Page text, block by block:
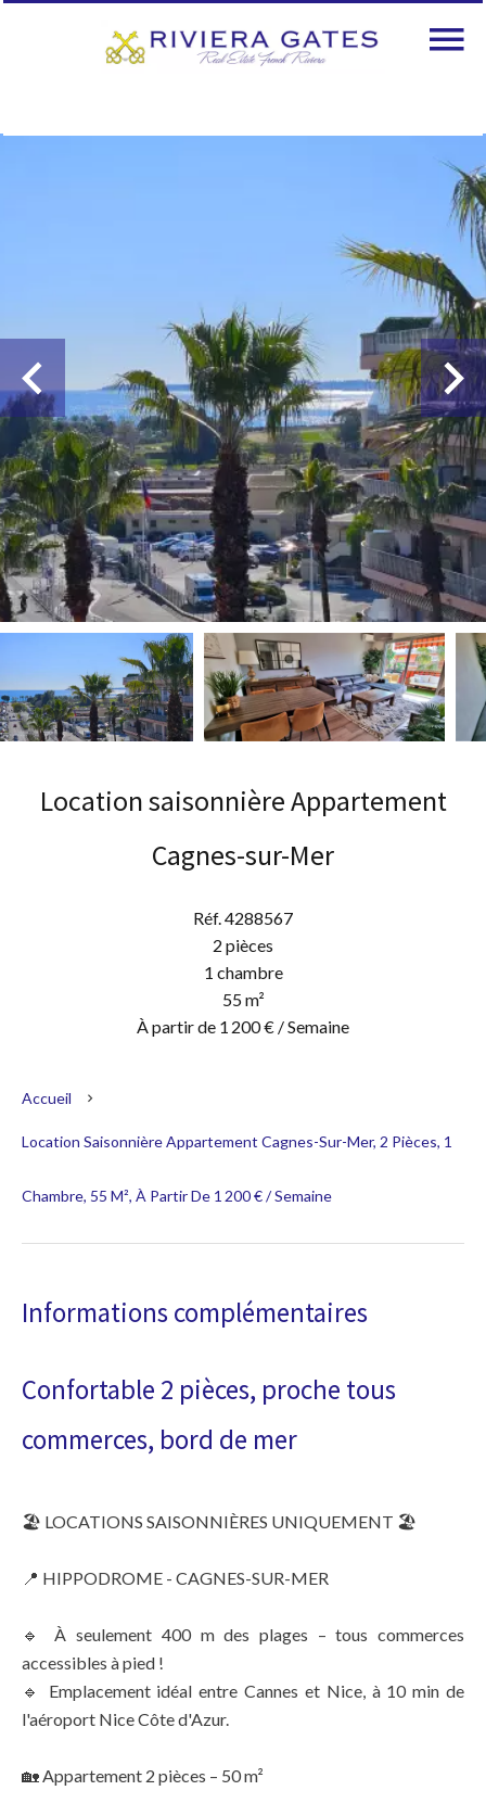
Location saisonnière Appartement
Cagnes-sur-Mer
Réf. 4288567
2 pièces
1 chambre
55 m²
À partir de 1 200 € / Semaine
Accueil
Location Saisonnière Appartement Cagnes-Sur-Mer, 2 Pièces, 1
Chambre, 55 M², À Partir De 1 200 € / Semaine
Informations complémentaires
Confortable 2 pièces, proche tous
commerces, bord de mer
🏖️ LOCATIONS SAISONNIÈRES UNIQUEMENT 🏖️
📍 HIPPODROME - CAGNES-SUR-MER
🔹 À seulement 400 m des plages – tous commerces
accessibles à pied !
🔹 Emplacement idéal entre Cannes et Nice, à 10 min de
l'aéroport Nice Côte d'Azur.
🏡 Appartement 2 pièces – 50 m²